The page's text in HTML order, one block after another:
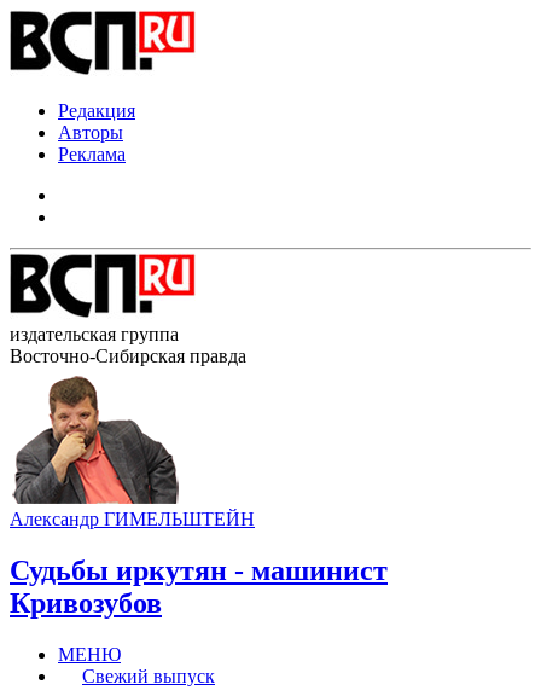
Редакция
Авторы
Реклама
издательская группа
Восточно-Сибирская правда
Александр ГИМЕЛЬШТЕЙН
Судьбы иркутян - машинист
Кривозубов
МЕНЮ
Свежий выпуск